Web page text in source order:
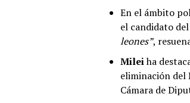
En el ámbito
el candidato del
leones”,
Mileiha
eliminación del
Cámara de